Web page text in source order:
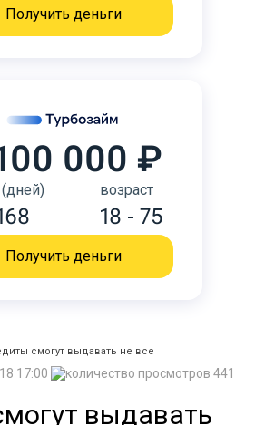
Получить деньги
000 ₽
возраст
18 - 75
Получить деньги
смогут выдавать не все
441
17:00
выдавать